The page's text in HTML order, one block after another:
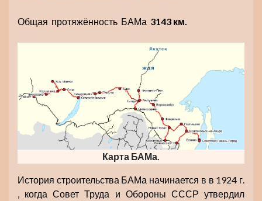
Общая протяжённость БАМа 3143 км.
Карта БАМа.
История строительства БАМа начинается в в 1924 г.
, когда Совет Труда и Обороны СССР утвердил